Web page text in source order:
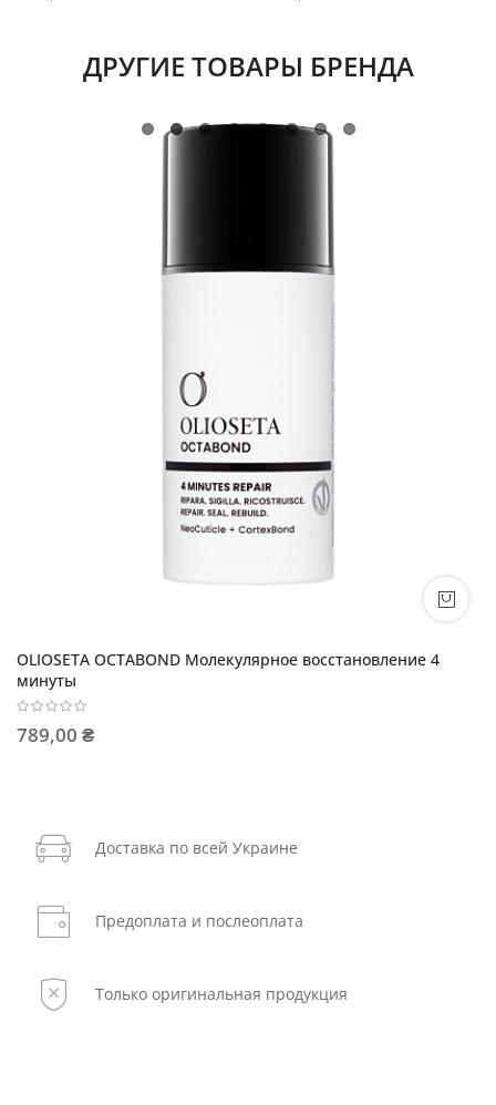
ДРУГИЕ ТОВАРЫ БРЕНДА
OLIOSETA OCTABOND Молекулярное восстановление 4
минуты
789,00 ₴
Доставка по всей Украине
Предоплата и послеоплата
Только оригинальная продукция